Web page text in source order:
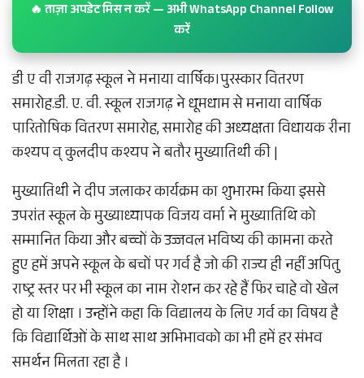
🔥 ताज़ा अपडेट मिस न करें — अभी WhatsApp Channel Follow
करें
डी ए वी राजगढ़ स्कूल ने मनाया वार्षिक।पुरस्कार वितरण
समारोह.डी. ए. वी. स्कूल राजगढ़ ने धूमधाम से मनाया वार्षिक
पारितोषिक वितरण समारोह, समारोह की अध्यक्षता विधायक रीना
कश्यप व् कुलदीप कश्यप ने बतौर मुख्यातिथी की |
मुख्यातिथी ने दीप जलाकर कार्यक्रम का शुभारम्भ किया इससे
उपरांत स्कूल के मुख्याध्यापक विजय वर्मा ने मुख्यातिथि को
सम्मानित किया और बच्चों के उज्जवल भविष्य की कामना करते
हुए हमें अपने स्कूल के बचों पर गर्व है जो की राज्य ही नहीं अपितु
राष्ट्र स्तर पर भी स्कूल का नाम रोशन कर रहे हैं फिर चाहे वो खेल
हो या शिक्षा । उन्होंने कहा कि विद्यालय के लिए गर्व का विषय है
कि विद्यार्थिओं के साथ साथ अभिभावको का भी हमें हर संभव
समर्थन मिलता रहा है ।